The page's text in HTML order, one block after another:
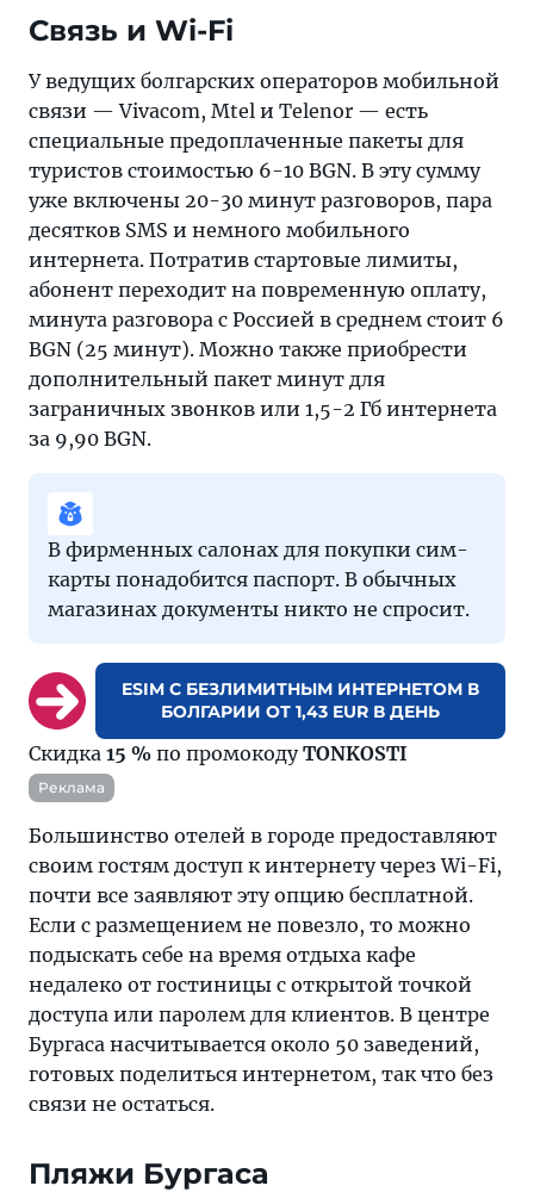
Связь и Wi-Fi
У ведущих болгарских операторов мобильной
связи — Vivacom, Mtel и Telenor — есть
специальные предоплаченные пакеты для
туристов стоимостью 6-10 BGN. В эту сумму
уже включены 20-30 минут разговоров, пара
десятков SMS и немного мобильного
интернета. Потратив стартовые лимиты,
абонент переходит на повременную оплату,
минута разговора с Россией в среднем стоит 6
BGN (25 минут). Можно также приобрести
дополнительный пакет минут для
заграничных звонков или 1,5-2 Гб интернета
за 9,90 BGN.
В фирменных салонах для покупки сим-
карты понадобится паспорт. В обычных
магазинах документы никто не спросит.
ESIM С БЕЗЛИМИТНЫМ ИНТЕРНЕТОМ В
БОЛГАРИИ ОТ 1,43 EUR В ДЕНЬ
Скидка 15 % по промокодуTONKOSTI
Реклама
Большинство отелей в городе предоставляют
своим гостям доступ к интернету через Wi-Fi,
почти все заявляют эту опцию бесплатной.
Если с размещением не повезло, то можно
подыскать себе на время отдыха кафе
недалеко от гостиницы с открытой точкой
доступа или паролем для клиентов. В центре
Бургаса насчитывается около 50 заведений,
готовых поделиться интернетом, так что без
связи не остаться.
Пляжи Бургаса